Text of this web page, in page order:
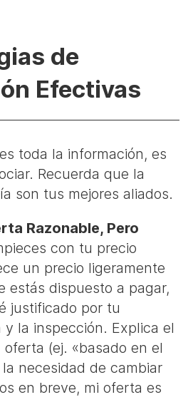
de
Efectivas
toda la información, es
Recuerda que la
son tus mejores aliados.
Razonable, Pero
con tu precio
un precio ligeramente
estás dispuesto a pagar,
justificado por tu
y la inspección. Explica el
(ej. «basado en el
necesidad de cambiar
en breve, mi oferta es